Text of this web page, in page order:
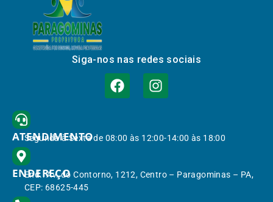
Siga-nos nas redes sociais
ATENDIMENTO
Segunda à Sexta de 08:00 às 12:00-14:00 às 18:00
ENDEREÇO
End.: Av. do Contorno, 1212, Centro – Paragominas – PA,
CEP: 68625-445